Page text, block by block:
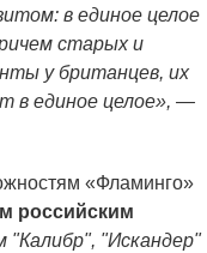
в единое целое
старых и
у британцев, их
в единое целое», —
«Фламинго»
российским
"Калибр", "Искандер"